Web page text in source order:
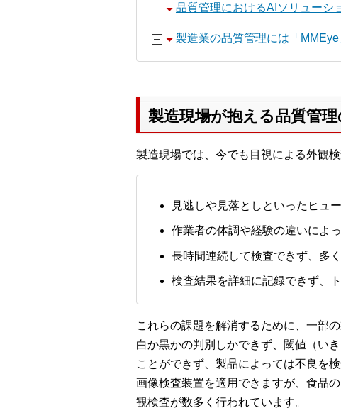
品質管理におけるAIソリューシ
製造業の品質管理には「
製造現場が抱える品質管
製造現場では、今でも目視による外観
見逃しや見落としといったヒュ
作業者の体調や経験の違いによ
長時間連続して検査できず、多
検査結果を詳細に記録できず、
これらの課題を解消するために、一部
白か黒かの判別しかできず、閾値（い
ことができず、製品によっては不良を
画像検査装置を適用できますが、食品
観検査が数多く行われています。